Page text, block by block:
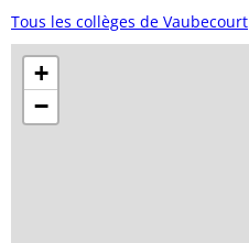
Tous les collèges de Vaubecourt
+
−